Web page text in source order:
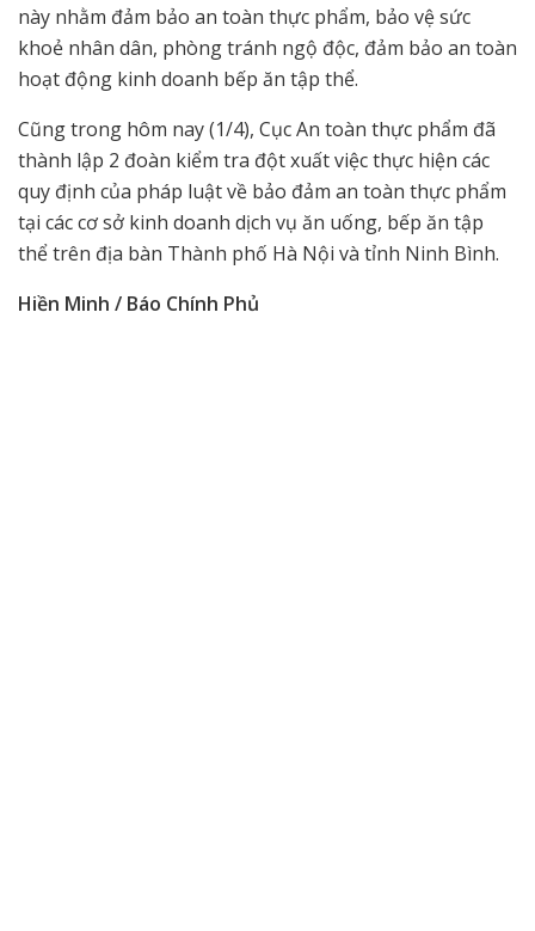
này nhằm đảm bảo an toàn thực phẩm, bảo vệ sức
khoẻ nhân dân, phòng tránh ngộ độc, đảm bảo an toàn
hoạt động kinh doanh bếp ăn tập thể.
Cũng trong hôm nay (1/4), Cục An toàn thực phẩm đã
thành lập 2 đoàn kiểm tra đột xuất việc thực hiện các
quy định của pháp luật về bảo đảm an toàn thực phẩm
tại các cơ sở kinh doanh dịch vụ ăn uống, bếp ăn tập
thể trên địa bàn Thành phố Hà Nội và tỉnh Ninh Bình.
Hiền Minh / Báo Chính Phủ